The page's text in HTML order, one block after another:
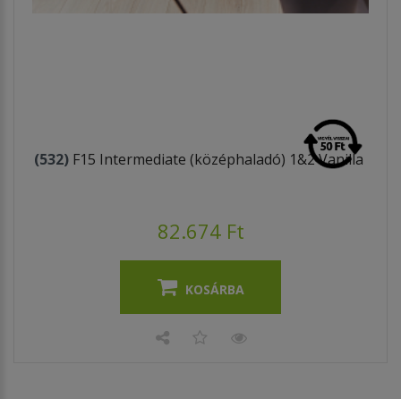
(532) F15 Intermediate (középhaladó) 1&2 Vanilla
82.674 Ft
KOSÁRBA